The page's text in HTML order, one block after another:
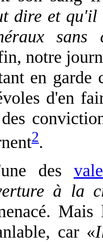
dire et
notre
en garde
d'en
2.
des
à la
car «